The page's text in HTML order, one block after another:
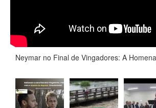
Neymar no Final de Vingadores: A